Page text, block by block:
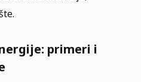
primeri i